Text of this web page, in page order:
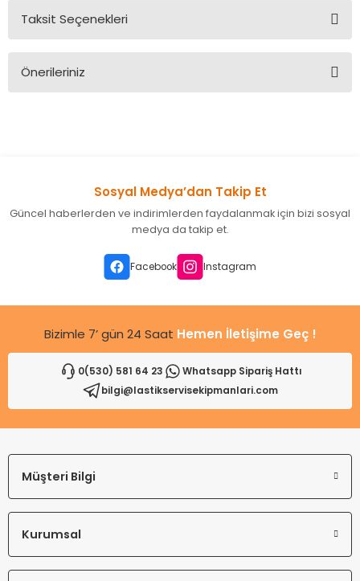
Taksit Seçenekleri
Önerileriniz
Ürün resmi kalitesiz, bozuk veya görüntülenemiyor.
Ürün açıklamasında eksik bilgiler bulunuyor.
Ürün fiyatı diğer sitelerden daha pahalı.
Gönder
Sosyal Medya’dan Takip Et
Güncel haberlerden ve indirimlerden faydalanmak için bizi sosyal
medya da takip et.
Facebook Instagram
Bizimle 7’ gün 24 Saat Hemen İletişime Geç !
0(530) 581 64 23
Whatsapp Sipariş Hattı
bilgi@lastikservisekipmanlari.com
Müşteri Bilgi
Kurumsal